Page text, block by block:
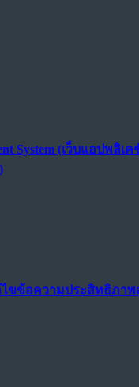
System (เว็บแอปพลิ
ขข้อความประสิทธิภาพ